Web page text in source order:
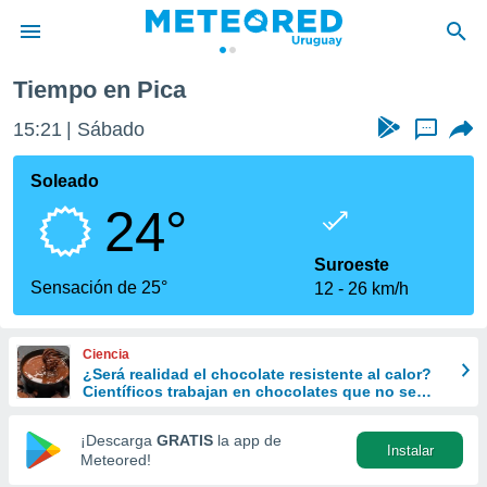
de
ha
calidad.
a este
las
y
forma
digital
basada
Tiempo en Pica
15:21 Sábado ...
Soleado
24°
Sensación de 25°
Suroeste
12
26 km/h
Ciencia
¿Será realidad el chocolate resistente al calor?
Científicos trabajan en chocolates que no se
¡Descarga GRATIS la app de
Meteored!
Instalar